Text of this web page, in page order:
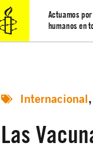
Actuamos
humanos en
Internacional,
Las